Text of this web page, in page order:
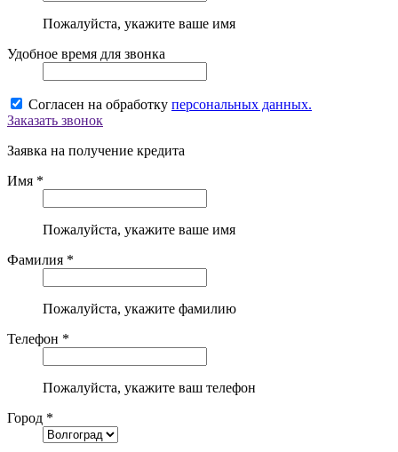
Пожалуйста, укажите ваше имя
Удобное время для звонка
Согласен на обработку персональных данных.
Заказать звонок
Заявка на получение кредита
Имя *
Пожалуйста, укажите ваше имя
Фамилия *
Пожалуйста, укажите фамилию
Телефон *
Пожалуйста, укажите ваш телефон
Город *